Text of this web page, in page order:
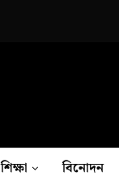
শিক্ষা বিনোদন